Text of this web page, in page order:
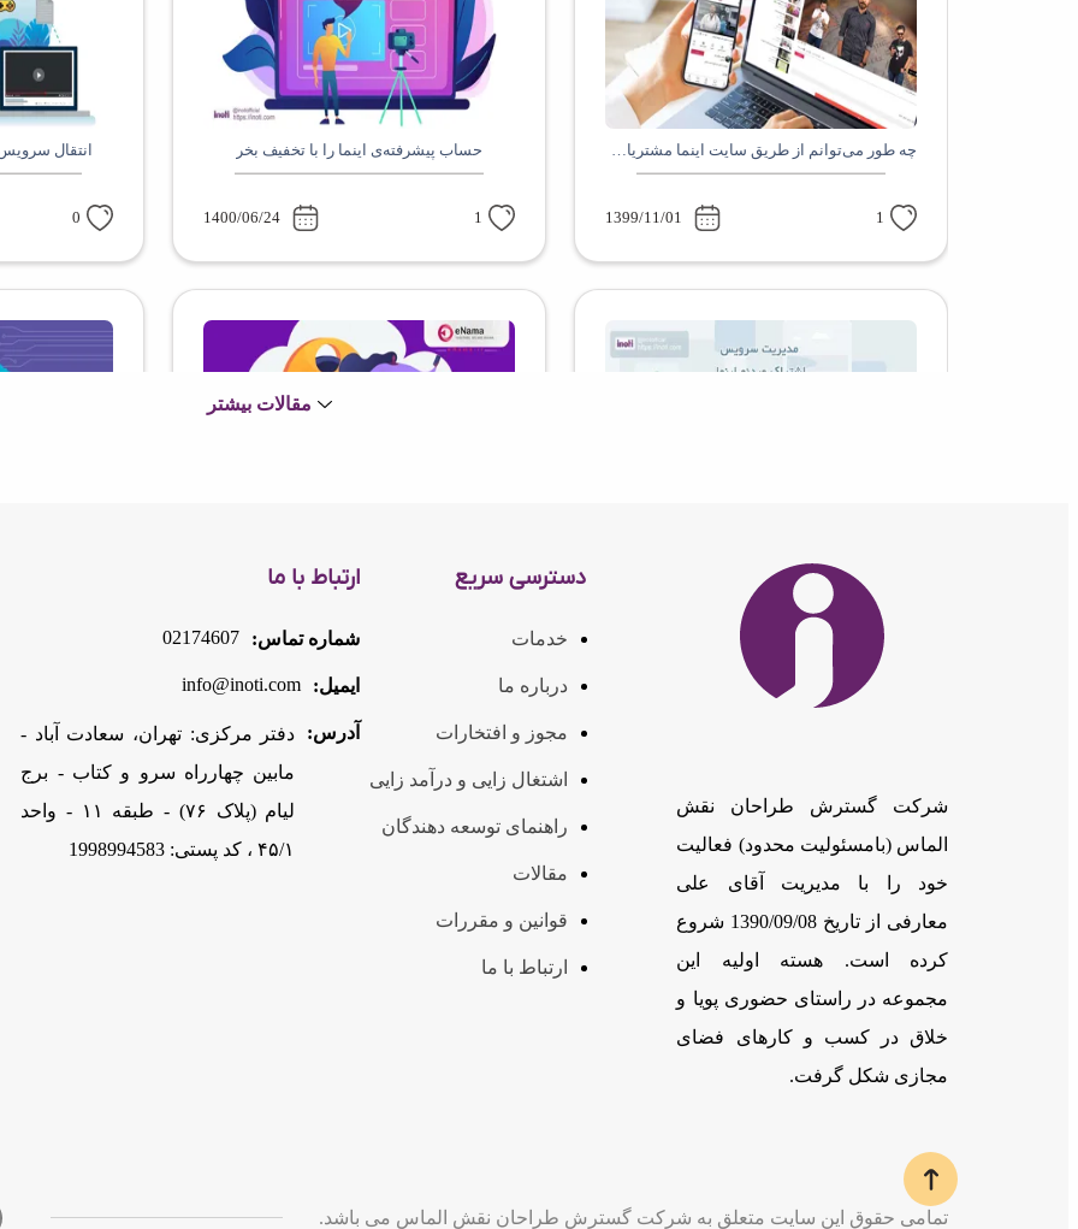
چه طور می‌توانم از طریق سایت اینما مشتریان بیشتری برای کسب و کارم جذب کنم؟
1
1399/11/01
حساب پیشرفته‌ی اینما را با تخفیف بخر
1
1400/06/24
انتقال سرویس
0
مدیریت سرویس اینما و خرید افزونه های اینما
0
1400/08/25
1400/09/03
مقالات بیشتر
شرکت گسترش طراحان نقش
الماس (بامسئوليت محدود) فعالیت
خود را با مدیریت آقای علی
معارفی از تاریخ 1390/09/08 شروع
کرده است. هسته اولیه این
مجموعه در راستای حضوری پویا و
خلاق در کسب و کارهای فضای
مجازی شکل گرفت.
دسترسی سریع
خدمات
درباره ما
مجوز و افتخارات
اشتغال زایی و درآمد زایی
راهنمای توسعه دهندگان
مقالات
قوانین و مقررات
ارتباط با ما
ارتباط با ما
شماره تماس: 02174607
ایمیل: info@inoti.com
آدرس:
دفتر مرکزی: تهران، سعادت آباد -
مابین چهارراه سرو و کتاب - برج
لیام (پلاک ۷۶) - طبقه ۱۱ - واحد
۴۵/۱ ، کد پستی: 1998994583
تمامی حقوق این سایت متعلق به شرکت گسترش طراحان نقش الماس می باشد.